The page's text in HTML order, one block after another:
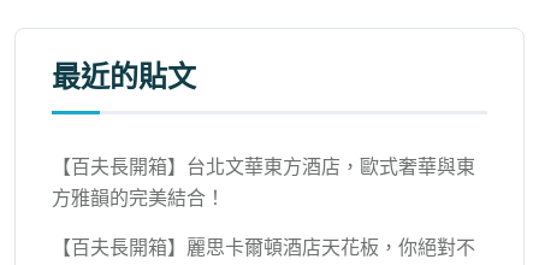
最近的貼文
【百夫長開箱】台北文華東方酒店，歐式奢華與東
方雅韻的完美結合！
【百夫長開箱】麗思卡爾頓酒店天花板，你絕對不